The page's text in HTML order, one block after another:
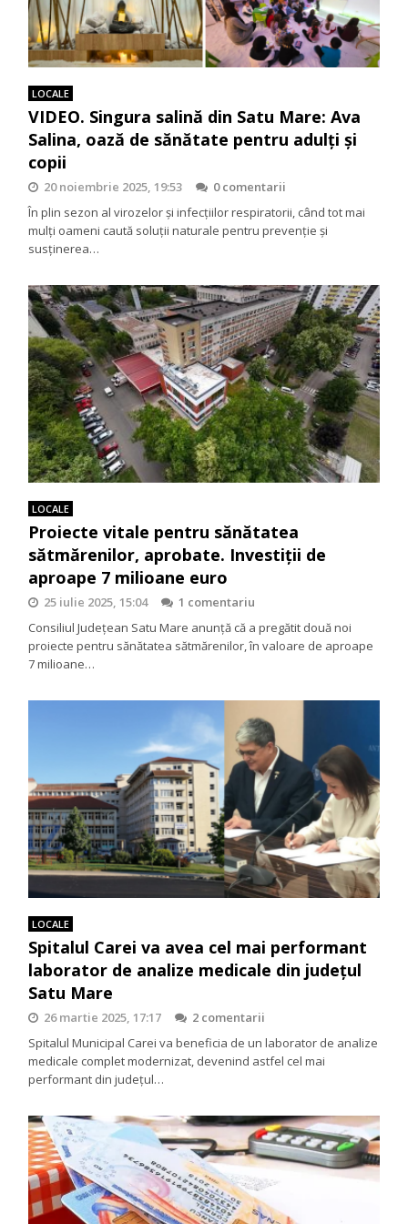
LOCALE
VIDEO. Singura salină din Satu Mare: Ava
Salina, oază de sănătate pentru adulți și
copii
20 noiembrie 2025, 19:53
0 comentarii
În plin sezon al virozelor și infecțiilor respiratorii, când tot mai
mulți oameni caută soluții naturale pentru prevenție și
susținerea…
LOCALE
Proiecte vitale pentru sănătatea
sătmărenilor, aprobate. Investiții de
aproape 7 milioane euro
25 iulie 2025, 15:04
1 comentariu
Consiliul Județean Satu Mare anunță că a pregătit două noi
proiecte pentru sănătatea sătmărenilor, în valoare de aproape
7 milioane…
LOCALE
Spitalul Carei va avea cel mai performant
laborator de analize medicale din județul
Satu Mare
26 martie 2025, 17:17
2 comentarii
Spitalul Municipal Carei va beneficia de un laborator de analize
medicale complet modernizat, devenind astfel cel mai
performant din județul…